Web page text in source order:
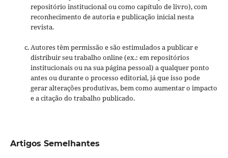
repositório institucional ou como capítulo de livro), com
reconhecimento de autoria e publicação inicial nesta
revista.
Autores têm permissão e são estimulados a publicar e
distribuir seu trabalho online (ex.: em repositórios
institucionais ou na sua página pessoal) a qualquer ponto
antes ou durante o processo editorial, já que isso pode
gerar alterações produtivas, bem como aumentar o impacto
e a citação do trabalho publicado.
Artigos Semelhantes